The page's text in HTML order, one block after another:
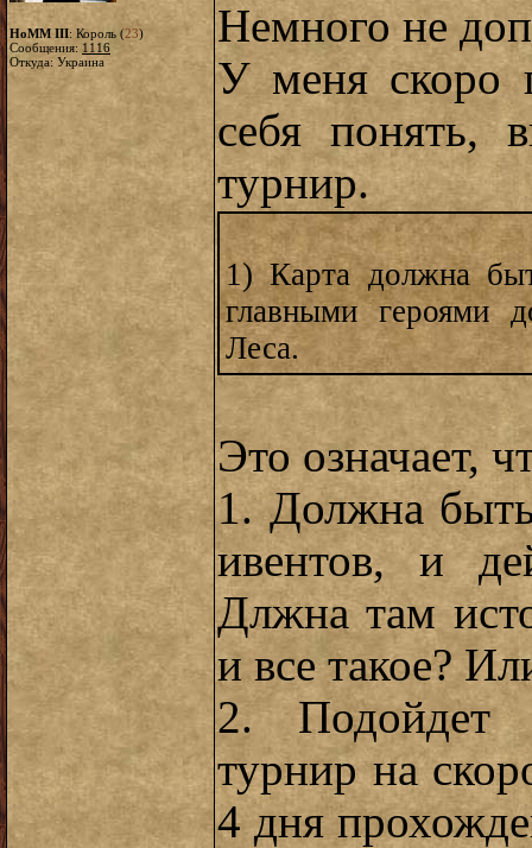
HoMM III: Король (23)
Сообщения: 1116
Откуда: Украина
Немного не
У меня скоро
себя понять,
турнир.
1) Карта должна
главными героями
Леса.
Это означает,
1. Должна быть
ивентов, и
Длжна там
и все такое?
2. Подойдет
турнир на
4 дня